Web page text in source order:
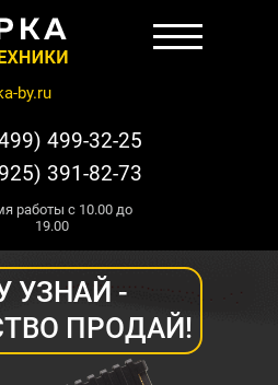
by.ru
499-32-25
391-82-73
работы с 10.00 до
19.00
УЗНАЙ -
ПРОДАЙ!